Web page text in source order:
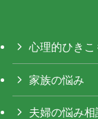
心理的ひき
家族の悩み
夫婦の悩み